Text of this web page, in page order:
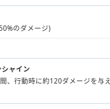
のダメージ)
ャイン
、行動時に約120ダメージを与え